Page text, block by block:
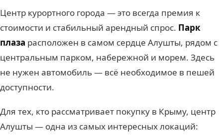
Центр курортного города — это всегда премия к
стоимости и стабильный арендный спрос. Парк
плаза расположен в самом сердце Алушты, рядом с
центральным парком, набережной и морем. Здесь
не нужен автомобиль — всё необходимое в пешей
доступности.
Для тех, кто рассматривает покупку в Крыму, центр
Алушты — одна из самых интересных локаций: